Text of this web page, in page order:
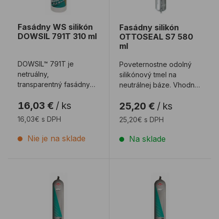
Fasádny WS silikón
DOWSIL 791T 310 ml
DOWSIL™ 791T je
netruálny,
transparentný fasádny
poveternostným
vplyvom. Je špecificky
fo ...
16,03 € / ks
16,03€ s DPH
Nie je na sklade
Fasádny silikón
OTTOSEAL S7 580
ml
Poveternostne odolný
silikónový tmel na
neutrálnej báze. Vhodný
tmelenie sklenených fasád
a ...
25,20 € / ks
25,20€ s DPH
Na sklade
Fasádny WS silikón DOWSIL 791 600 ml
Fasádny WS silikón